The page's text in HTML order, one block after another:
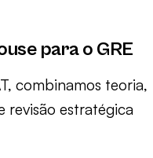
para o GRE
combinamos teoria,
revisão estratégica